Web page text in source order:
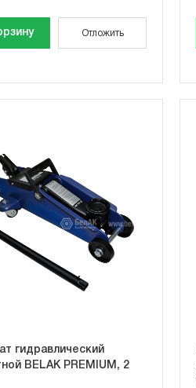
Отложить
гидравлический
BELAK PREMIUM, 2